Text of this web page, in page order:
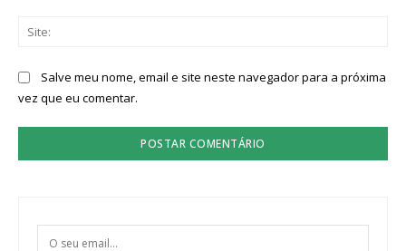
Salve meu nome, email e site neste navegador para a próxima
vez que eu comentar.